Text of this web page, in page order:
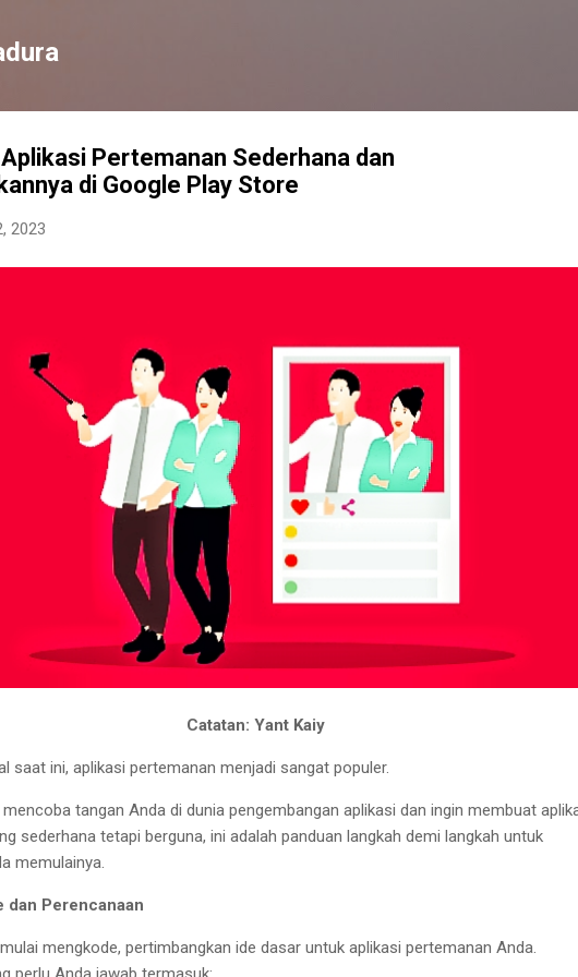
Pertemanan Sederhana dan
di Google Play Store
2023
Catatan: Yant Kaiy
saat ini, aplikasi pertemanan menjadi sangat populer.
tangan Anda di dunia pengembangan aplikasi dan ingin membuat
sederhana tetapi berguna, ini adalah panduan langkah demi langkah untuk
memulainya.
dan Perencanaan
mengkode, pertimbangkan ide dasar untuk aplikasi pertemanan Anda.